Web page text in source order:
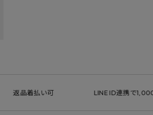
返品着払い可 LINE ID連携で1,000円